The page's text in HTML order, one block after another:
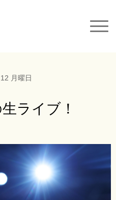
イベント
月曜日
ライブ！